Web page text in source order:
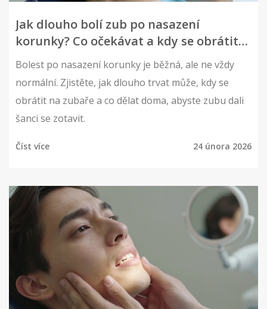
Jak dlouho bolí zub po nasazení
korunky? Co očekávat a kdy se obrátit
na zubaře
Bolest po nasazení korunky je běžná, ale ne vždy
normální. Zjistěte, jak dlouho trvat může, kdy se
obrátit na zubaře a co dělat doma, abyste zubu dali
šanci se zotavit.
Číst více 24 února 2026